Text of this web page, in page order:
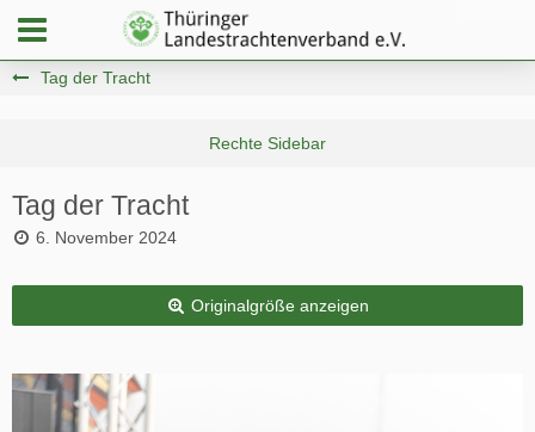
Tag der Tracht
Tag der Tracht
6. November 2024
Originalgröße anzeigen